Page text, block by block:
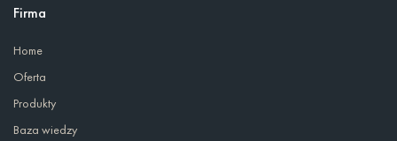
Firma
Home
Oferta
Produkty
Baza wiedzy